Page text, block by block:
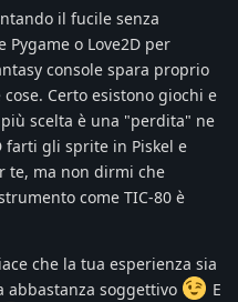
il fucile senza
o Love2D per
console spara proprio
Certo esistono giochi e
scelta è una "perdita" ne
farti gli sprite in Piskel e
te, ma non dirmi che
come TIC-80 è
che la tua esperienza sia
abbastanza soggettivo
E